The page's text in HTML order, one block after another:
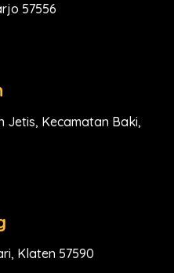
57556
Jetis, Kecamatan Baki,
Klaten 57590